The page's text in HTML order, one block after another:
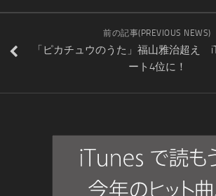
前の記事(PREVIOUS NEWS)
「ピカチュウのうた」福山雅治超え
ート4位に！